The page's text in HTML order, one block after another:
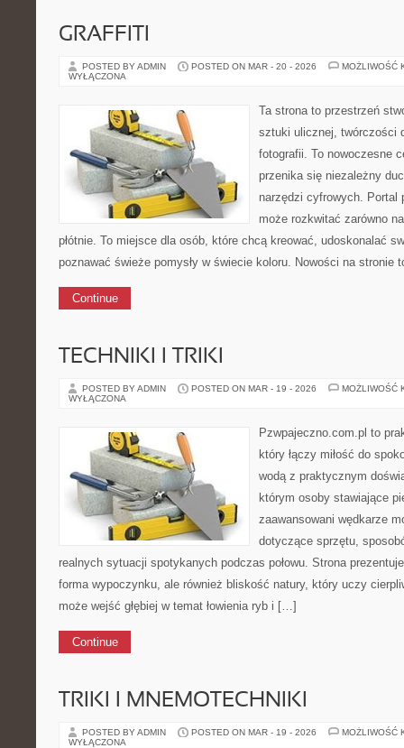
GRAFFITI
POSTED BY ADMIN POSTED ON MAR - 20 - 2026
MOŻLIWOŚĆ
WYŁĄCZONA
Ta strona to przestrzeń
sztuki ulicznej, twórczości
fotografii. To nowoczesne
przenika się niezależny
narzędzi cyfrowych. Portal
może rozkwitać zarówno
płótnie. To miejsce dla osób, które chcą kreować, udoskonalać
poznawać świeże pomysły w świecie koloru. Nowości na
Continue
TECHNIKI I TRIKI
POSTED BY ADMIN POSTED ON MAR - 19 - 2026
MOŻLIWOŚĆ
WYŁĄCZONA
Pzwpajeczno.com.pl to
który łączy miłość do
wodą z praktycznym
którym osoby stawiające
zaawansowani wędkarze
dotyczące sprzętu,
realnych sytuacji spotykanych podczas połowu. Strona
forma wypoczynku, ale również bliskość natury, który uczy
może wejść głębiej w temat łowienia ryb i […]
Continue
TRIKI I MNEMOTECHNIKI
POSTED BY ADMIN POSTED ON MAR - 19 - 2026
MOŻLIWOŚĆ
WYŁĄCZONA